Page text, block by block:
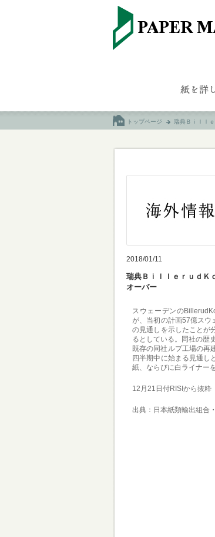
トップページ 瑞典Ｂｉｌｌ
2018/01/11
瑞典ＢｉｌｌｅｒｕｄＫ
オーバー
スウェーデンの
が、当初の計画57億スウ
の見通しを示したことが
るとしている。 同社の歴
既存の同社ルプ工場の再
四半期中に始まる見通し
紙、ならびに白ライナー
12月21日付RISIから抜粋
出典：日本紙類輸出組合